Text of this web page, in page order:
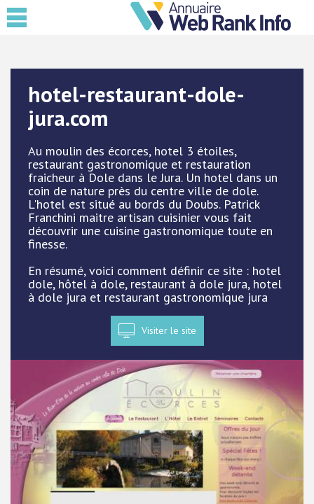
hotel-restaurant-dole-
jura.com
Au moulin des écorces, hotel 3 étoiles,
restaurant gastronomique et restauration
fraicheur à Dole dans le Jura. Un hotel dans un
coin de nature près du centre ville de dole.
L'hotel est situé au bords du Doubs. Patrick
Franchini maitre artisan cuisinier vous fait
découvrir une cuisine gastronomique toute en
finesse.
En résumé, voici comment définir ce site : hotel
dole, hôtel à dole, restaurant à dole jura, hotel
à dole jura et restaurant gastronomique jura
Visiter le site